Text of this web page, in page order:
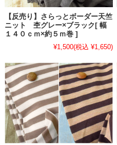
【反売り】さらっとボーダー天竺
ニット 杢グレー×ブラック[ 幅
１４０ｃｍ×約５ｍ巻 ]
¥1,500(税込 ¥1,650)